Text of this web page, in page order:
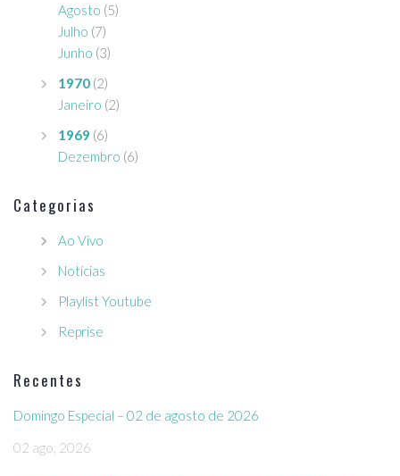
Agosto (5)
Julho (7)
Junho (3)
1970 (2)
Janeiro (2)
1969 (6)
Dezembro (6)
Categorias
Ao Vivo
Notícias
Playlist Youtube
Reprise
Recentes
Domingo Especial – 02 de agosto de 2026
02 ago, 2026